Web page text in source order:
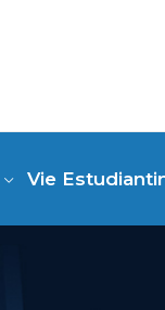
Vie